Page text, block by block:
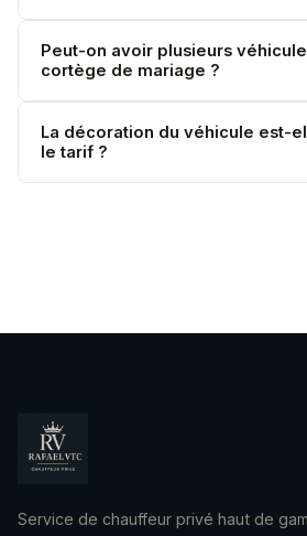
Nous recommandons de réserver 3
l'avance, surtout en haute saison
Les samedis sont rapidement
Peut-on avoir plusieurs
cortège de mariage ?
Oui. Rafael VTC peut coordonner
(Classe S pour les mariés, V-Class
Contactez-nous pour un devis
La décoration du véhicule est-
le tarif ?
Service de chauffeur privé haut de